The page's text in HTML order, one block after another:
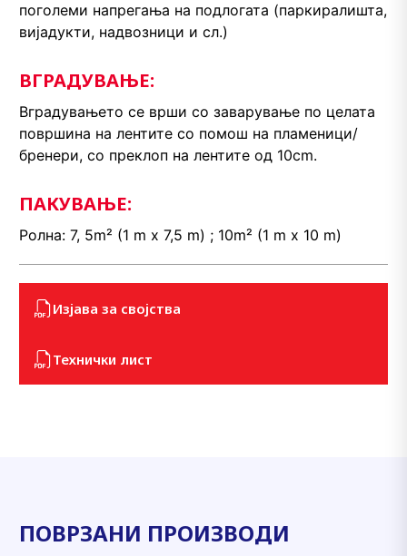
поголеми напрегања на подлогата (паркиралишта,
вијадукти, надвозници и сл.)
ВГРАДУВАЊЕ:
Вградувањето се врши со заварување по целата
површина на лентите со помош на пламеници/
бренери, со преклоп на лентите од 10cm.
ПАКУВАЊЕ:
Ролна: 7, 5m² (1 m x 7,5 m) ; 10m² (1 m x 10 m)
Изјава за својства
Технички лист
ПОВРЗАНИ ПРОИЗВОДИ